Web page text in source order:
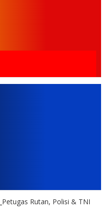
Petugas Rutan, Polisi & TNI